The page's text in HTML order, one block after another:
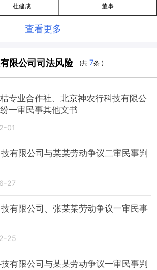
杜建成 董事
查看更多
限公司司法风险 (共7条 )
专业合作社、北京神农行科技有限公
一审民事其他文书
01
有限公司与某某劳动争议二审民事判
27
有限公司、张某某劳动争议一审民事
25
有限公司与某某劳动争议一审民事判